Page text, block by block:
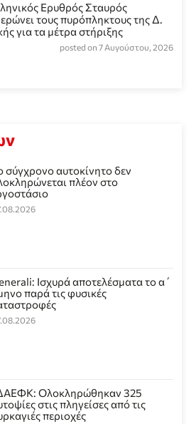
Ερυθρός Σταυρός
τους πυρόπληκτους της Δ.
για τα μέτρα στήριξης
posted on 7 Αυγούστου, 2026
σύγχρονο αυτοκίνητο δεν
πλέον στο
Ισχυρά αποτελέσματα το α΄
παρά τις φυσικές
Ολοκληρώθηκαν 325
στις πληγείσες από τις
περιοχές